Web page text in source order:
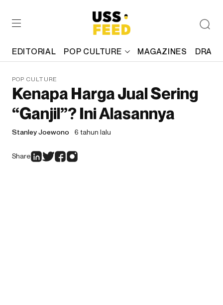
EDITORIAL POP CULTURE MAGAZINES
POP CULTURE
Kenapa Harga Jual Sering
“Ganjil”? Ini Alasannya
Stanley Joewono 6 tahun lalu
Share